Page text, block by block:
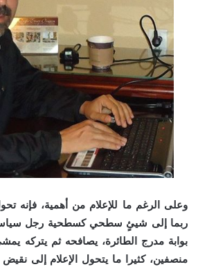
وعلى الرغم ما للإعلام من أهمية، فإنه
ربما إلى شيئٍ سطحي كسطحية رجل
بوابة مدرج الطائرة، يصافحه ثم يتركه
منصفين، كثيرا ما يتحول الإعلام إلى